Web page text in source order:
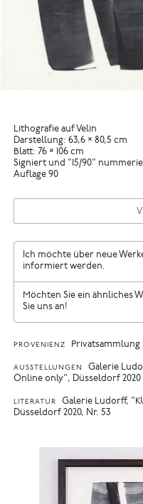
Lithografie auf Velin
Darstellung: 63,6 × 80,5 cm
Blatt: 76 × 106 cm
Signiert und "15/90"
Auflage 90
Ich möchte über neue
informiert werden.
Möchten Sie ein ähnliches
Sie uns an!
PROVENIENZ
AUSSTELLUNGEN
Galerie
Online only", Düsseldorf 2020
LITERATUR
Galerie Ludorff,
Düsseldorf 2020, Nr. 53